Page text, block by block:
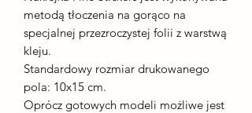
metodą tłoczenia na gorąco na
specjalnej przezroczystej folii z warstwą
kleju.
Standardowy rozmiar drukowanego
pola: 10x15 cm.
Oprócz gotowych modeli możliwe jest